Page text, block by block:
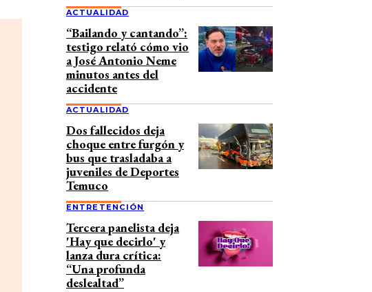
ACTUALIDAD
“Bailando y cantando”:
testigo relató cómo vio
a José Antonio Neme
minutos antes del
accidente
ACTUALIDAD
Dos fallecidos deja
choque entre furgón y
bus que trasladaba a
juveniles de Deportes
Temuco
ENTRETENCIÓN
Tercera panelista deja
'Hay que decirlo' y
lanza dura crítica:
“Una profunda
deslealtad”